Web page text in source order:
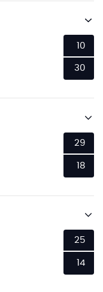
10
30
29
18
25
14